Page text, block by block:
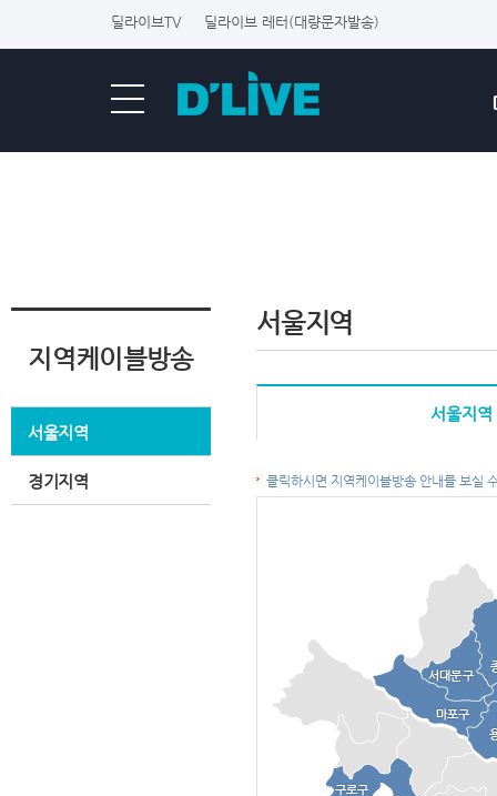
딜라이브TV 딜라이브 레터(대량문자발송)
지역케이블방송
서울지역
경기지역
서울지역
서울지역
클릭하시면 지역케이블방송 안내를 보실